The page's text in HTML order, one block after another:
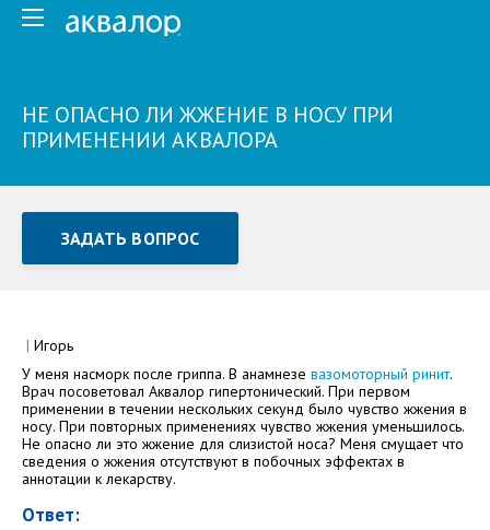
НЕ ОПАСНО ЛИ ЖЖЕНИЕ В НОСУ ПРИ
ПРИМЕНЕНИИ АКВАЛОРА
ЗАДАТЬ ВОПРОС
Как Вас зовут
Электронная почта
| Игорь
У меня насморк после гриппа. В анамнезе вазомоторный ринит.
Врач посоветовал Аквалор гипертонический. При первом
применении в течении нескольких секунд было чувство жжения в
носу. При повторных применениях чувство жжения уменьшилось.
Не опасно ли это жжение для слизистой носа? Меня смущает что
сведения о жжения отсутствуют в побочных эффектах в
аннотации к лекарству.
Ответ: